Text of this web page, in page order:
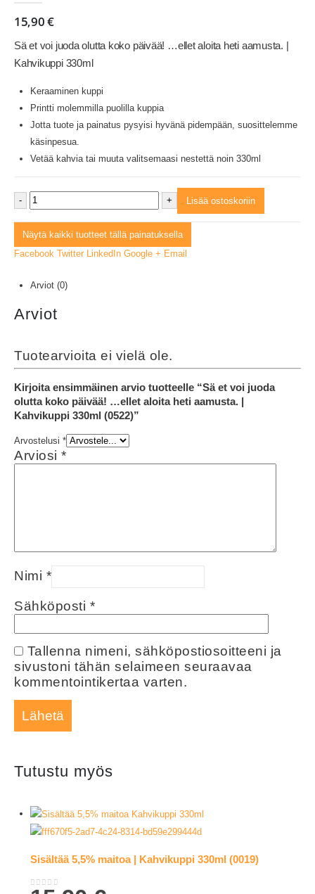
15,90€
Sä et voi juoda olutta koko päivää! …ellet aloita heti aamusta. |
Kahvikuppi 330ml
Keraaminen kuppi
Printti molemmilla puolilla kuppia
Jotta tuote ja painatus pysyisi hyvänä pidempään, suosittelemme
käsinpesua.
Vetää kahvia tai muuta valitsemaasi nestettä noin 330ml
- + Lisää ostoskoriin
Näytä kaikki tuotteet tällä painatuksella
Facebook Twitter LinkedIn Google + Email
Arviot (0)
Arviot
Tuotearvioita ei vielä ole.
Kirjoita ensimmäinen arvio tuotteelle “Sä et voi juoda
olutta koko päivää! …ellet aloita heti aamusta. |
Kahvikuppi 330ml (0522)”
Arvostelusi *
Arviosi *
Nimi *
Sähköposti *
Tallenna nimeni, sähköpostiosoitteeni ja
sivustoni tähän selaimeen seuraavaa
kommentointikertaa varten.
Tutustu myös
Sisältää 5,5% maitoa | Kahvikuppi 330ml (0019)